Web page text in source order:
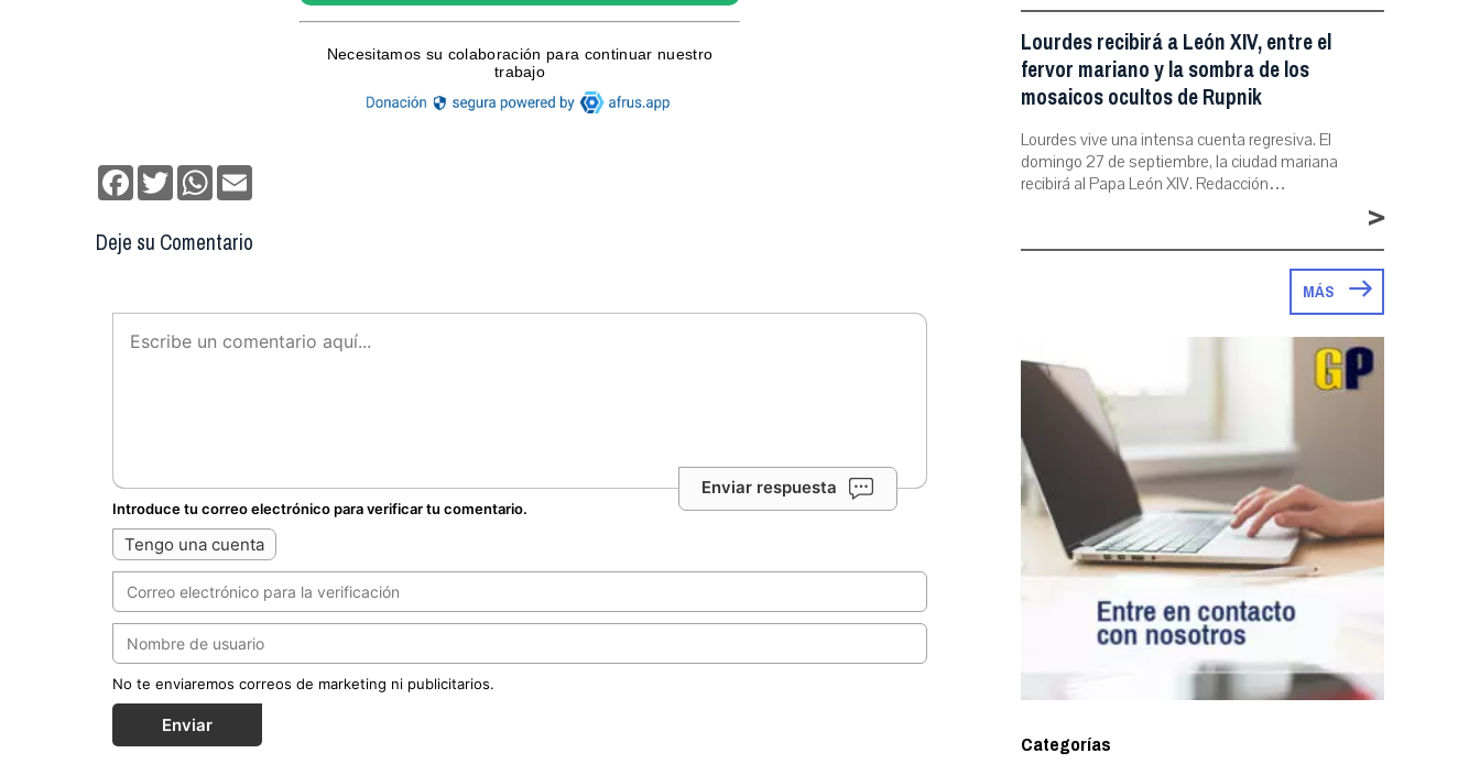
Facebook
TwitterWhatsApp
Deje su Comentario
Enviar respuesta
Introduce tu correo electrónico para verificar tu comentario.
Tengo una cuenta
No te enviaremos correos de marketing ni publicitarios.
Enviar
Lourdes recibirá a León XIV, entre el
fervor mariano y la sombra de los
mosaicos ocultos de Rupnik
Lourdes vive una intensa cuenta regresiva. El
domingo 27 de septiembre, la ciudad mariana
recibirá al Papa León XIV. Redacción…
>
MÁS
Categorías